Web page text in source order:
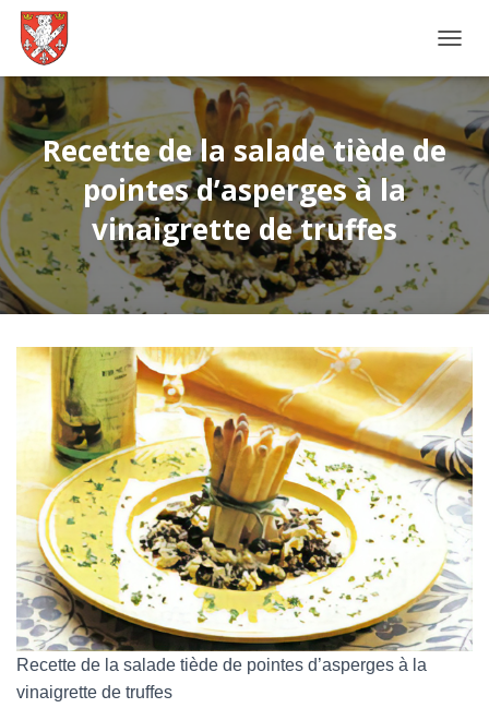
É
L
I
E
A
N
A
T
O
N
Recette de la salade tiède de
pointes d’asperges à la
vinaigrette de truffes
Recette de la salade tiède de pointes d’asperges à la
vinaigrette de truffes